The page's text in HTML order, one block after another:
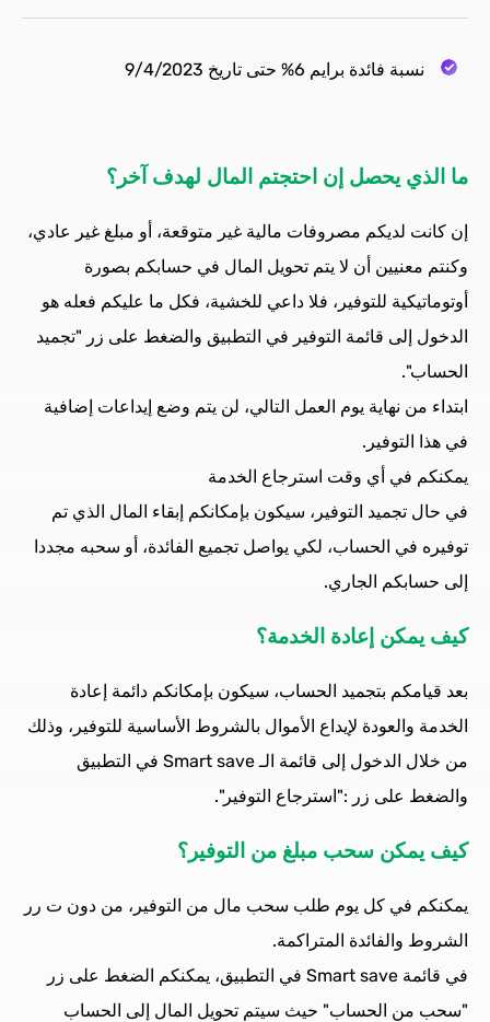
نسبة فائدة برايم 6% حتى تاريخ 9/4/2023
ما الذي يحصل إن احتجتم المال لهدف آخر؟
إن كانت لديكم مصروفات مالية غير متوقعة، أو مبلغ غير عادي،
وكنتم معنيين أن لا يتم تحويل المال في حسابكم بصورة
أوتوماتيكية للتوفير، فلا داعي للخشية، فكل ما عليكم فعله هو
الدخول إلى قائمة التوفير في التطبيق والضغط على زر "تجميد
الحساب".
ابتداء من نهاية يوم العمل التالي، لن يتم وضع إيداعات إضافية
في هذا التوفير.
يمكنكم في أي وقت استرجاع الخدمة
في حال تجميد التوفير، سيكون بإمكانكم إبقاء المال الذي تم
توفيره في الحساب، لكي يواصل تجميع الفائدة، أو سحبه مجددا
إلى حسابكم الجاري.
كيف يمكن إعادة الخدمة؟
بعد قيامكم بتجميد الحساب، سيكون بإمكانكم دائمة إعادة
الخدمة والعودة لإيداع الأموال بالشروط الأساسية للتوفير، وذلك
من خلال الدخول إلى قائمة الـ Smart save في التطبيق
والضغط على زر :"استرجاع التوفير".
كيف يمكن سحب مبلغ من التوفير؟
يمكنكم في كل يوم طلب سحب مال من التوفير، من دون ت رر
الشروط والفائدة المتراكمة.
في قائمة Smart save في التطبيق، يمكنكم الضغط على زر
"سحب من الحساب" حيث سيتم تحويل المال إلى الحساب